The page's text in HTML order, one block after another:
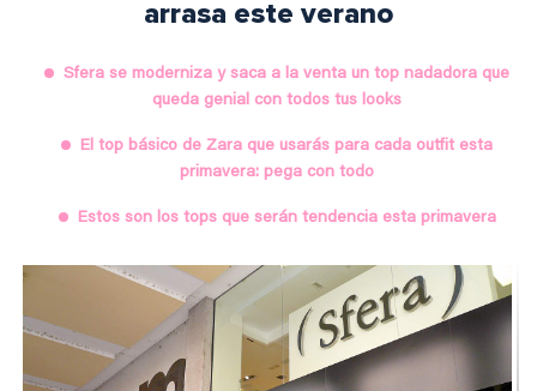
arrasa este verano
Sfera se moderniza y saca a la venta un top nadadora que
queda genial con todos tus looks
El top básico de Zara que usarás para cada outfit esta
primavera: pega con todo
Estos son los tops que serán tendencia esta primavera